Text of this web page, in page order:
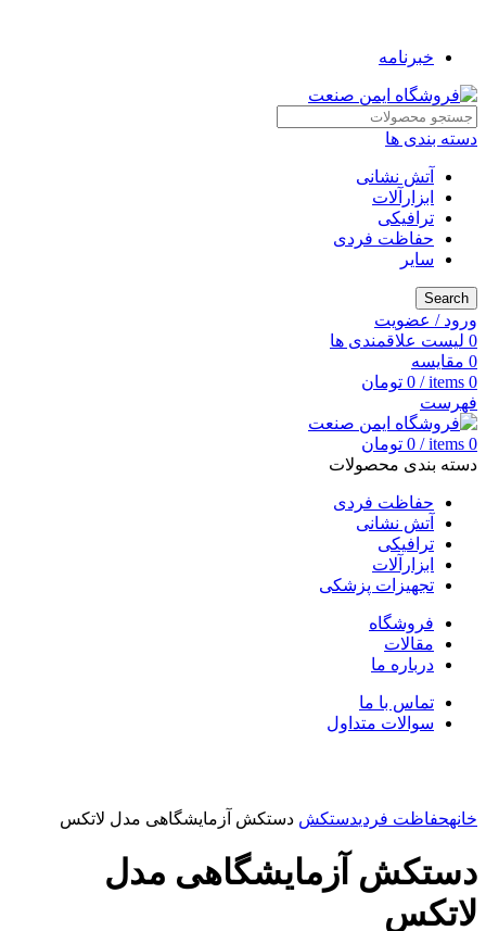
خبرنامه
دسته بندی ها
آتش نشانی
ابزارآلات
ترافیکی
حفاظت فردی
سایر
Search
ورود / عضویت
0 لیست علاقمندی ها
0 مقایسه
0
items
/
0 تومان
فهرست
0
items
/
0 تومان
دسته بندی محصولات
حفاظت فردی
آتش نشانی
ترافیکی
ابزارآلات
تجهیزات پزشکی
فروشگاه
مقالات
درباره ما
تماس با ما
سوالات متداول
خانهحفاظت فردیدستکش دستکش آزمایشگاهی مدل لاتکس
دستکش آزمایشگاهی مدل
لاتکس